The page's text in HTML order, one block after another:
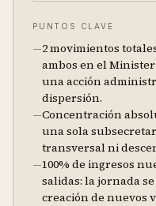
PUNTOS CLAVE
—2 movimientos
ambos en el
una acción
dispersión.
—Concentración
una sola
transversal ni
—100% de ingresos
salidas: la jornada
creación de nuevos